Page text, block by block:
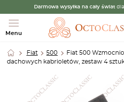
Darmowa wysyłka na cały świat
Menu
Fiat 500
Fiat 500
dachowych kabrioletów, zestaw 4